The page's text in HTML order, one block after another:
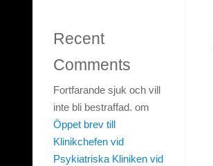
Recent
Comments
Fortfarande sjuk och vill
inte bli bestraffad. om
Öppet brev till
Klinikchefen vid
Psykiatriska Kliniken vid